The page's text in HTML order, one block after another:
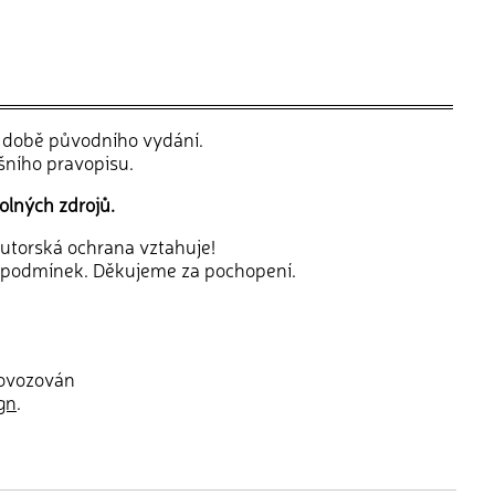
původního vydání.
pravopisu.
zdrojů.
ochrana vztahuje!
Děkujeme za pochopení.